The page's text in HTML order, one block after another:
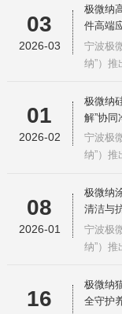
檬酸钛
物。该
离子或
现真正
03
2026-03
极微纳
件高端
宁波极
纳”）推
属及放
纳米级
瓷电容
领域，
01
2026-02
极微纳
解”协同
宁波极
纳”）推
分为粒
结合，
幅提升
同过程
08
2026-01
极微纳
清洁与
宁波极
纳”）推
散浆，
化、自
16
极微纳
全守护